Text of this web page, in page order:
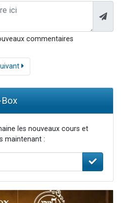
commentaires
les nouveaux cours et
maintenant :